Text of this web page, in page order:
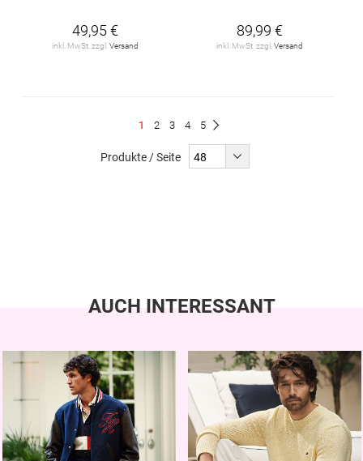
49,95 €
inkl. MwSt. zzgl. Versand
89,99 €
inkl. MwSt. zzgl. Versand
Du
1 Seite
2 Seite
3 Seite
4 Seite
5
Produkte / Seite
AUCH INTERESSANT